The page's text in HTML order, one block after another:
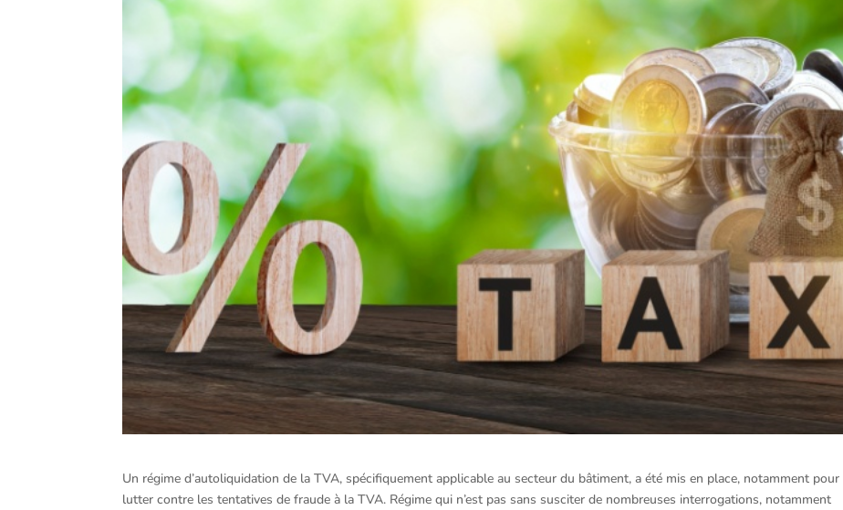
Un régime d’autoliquidation de la TVA, spécifiquement applicable au secteur du bâtiment, a été mis en place, notamment pour
lutter contre les tentatives de fraude à la TVA. Régime qui n’est pas sans susciter de nombreuses interrogations, notamment